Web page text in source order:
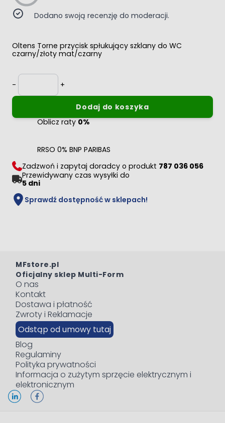
Dodano swoją recenzję do moderacji.
Oltens Torne przycisk spłukujący szklany do WC
czarny/złoty mat/czarny
-
Ilość
+
Dodaj do koszyka
Oblicz raty0%
RRSO 0% BNP PARIBAS
Zadzwoń i zapytaj doradcy o produkt 787 036 056
Przewidywany czas wysyłki do
5 dni
Sprawdź dostępność w sklepach!
MFstore.pl
Oficjalny sklep Multi-Form
O nas
Kontakt
Dostawa i płatność
Zwroty i Reklamacje
Odstąp od umowy tutaj
Blog
Regulaminy
Polityka prywatności
Informacja o zużytym sprzęcie elektrycznym i
elektronicznym